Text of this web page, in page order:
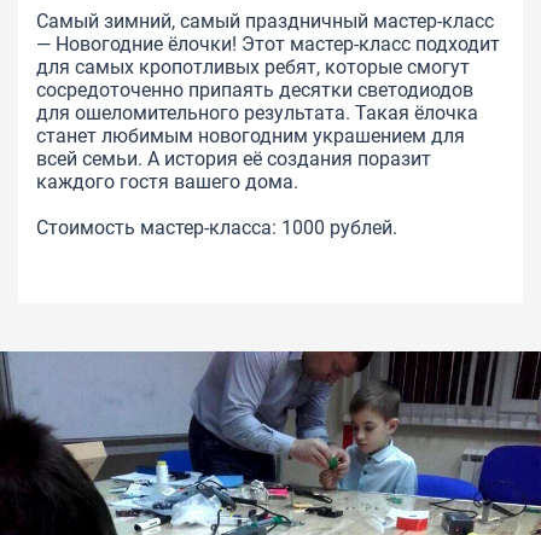
Самый зимний, самый праздничный мастер-класс
— Новогодние ёлочки! Этот мастер-класс подходит
для самых кропотливых ребят, которые смогут
сосредоточенно припаять десятки светодиодов
для ошеломительного результата. Такая ёлочка
станет любимым новогодним украшением для
всей семьи. А история её создания поразит
каждого гостя вашего дома.
Стоимость мастер-класса: 1000 рублей.